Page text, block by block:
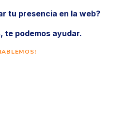
tu presencia en la web?
te podemos ayudar.